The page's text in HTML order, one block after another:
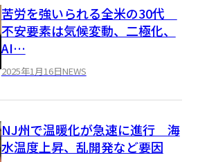
苦労を強いられる全米の30代
不安要素は気候変動、二極化、
AI…
2025年1月16日NEWS
NJ州で温暖化が急速に進行 海
水温度上昇、乱開発など要因